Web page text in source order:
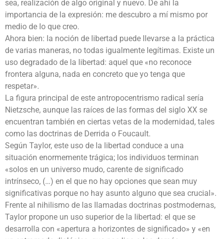
sea, realización de algo original y nuevo. De ahí la
importancia de la expresión: me descubro a mí mismo por
medio de lo que creo.
Ahora bien: la noción de libertad puede llevarse a la práctica
de varias maneras, no todas igualmente legítimas. Existe un
uso degradado de la libertad: aquel que «no reconoce
frontera alguna, nada en concreto que yo tenga que
respetar».
La figura principal de este antropocentrismo radical sería
Nietzsche, aunque las raíces de las formas del siglo XX se
encuentran también en ciertas vetas de la modernidad, tales
como las doctrinas de Derrida o Foucault.
Según Taylor, este uso de la libertad conduce a una
situación enormemente trágica; los individuos terminan
«solos en un universo mudo, carente de significado
intrínseco, (…) en el que no hay opciones que sean muy
significativas porque no hay asunto alguno que sea crucial».
Frente al nihilismo de las llamadas doctrinas postmodernas,
Taylor propone un uso superior de la libertad: el que se
desarrolla con «apertura a horizontes de significado» y «en